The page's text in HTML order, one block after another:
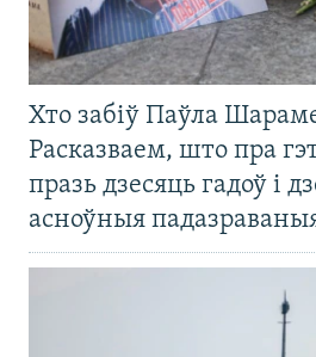
Хто забіў Паўла
Расказваем, што пра
празь дзесяць гадоў і
асноўныя